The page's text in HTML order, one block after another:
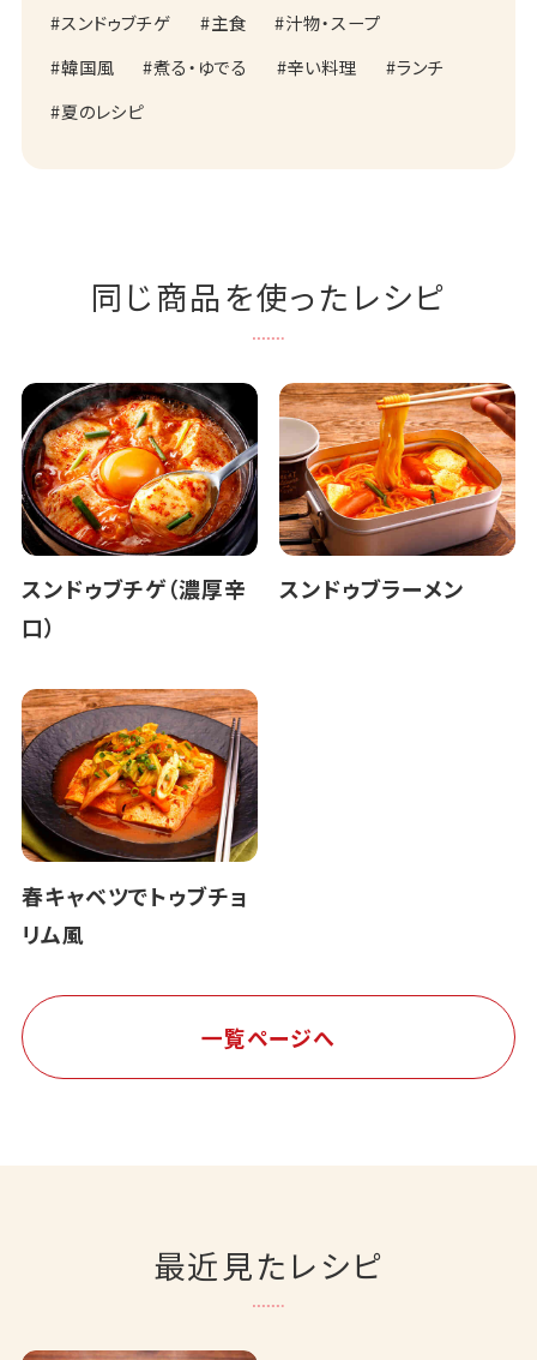
スンドゥブチゲ 主食
汁物・スープ
韓国風
煮る・ゆでる 辛い料理
ランチ
夏のレシピ
同じ商品を使ったレシピ
スンドゥブチゲ（濃厚辛
口）
スンドゥブラーメン
春キャベツでトゥブチョ
リム風
一覧ページへ
最近見たレシピ